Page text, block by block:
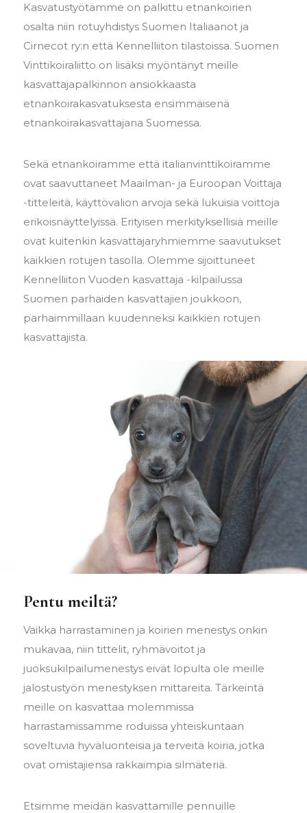
Kasvatustyötämme on palkittu etnankoirien
osalta niin rotuyhdistys Suomen Italiaanot ja
Cirnecot ry:n että Kennelliiton tilastoissa. Suomen
Vinttikoiraliitto on lisäksi myöntänyt meille
kasvattajapalkinnon ansiokkaasta
etnankoirakasvatuksesta ensimmäisenä
etnankoirakasvattajana Suomessa.
Sekä etnankoiramme että italianvinttikoiramme
ovat saavuttaneet Maailman- ja Euroopan Voittaja
-titteleitä, käyttövalion arvoja sekä lukuisia voittoja
erikoisnäyttelyissä. Erityisen merkityksellisiä meille
ovat kuitenkin kasvattajaryhmiemme saavutukset
kaikkien rotujen tasolla. Olemme sijoittuneet
Kennelliiton Vuoden kasvattaja -kilpailussa
Suomen parhaiden kasvattajien joukkoon,
parhaimmillaan kuudenneksi kaikkien rotujen
kasvattajista.
Pentu meiltä?
Vaikka harrastaminen ja koirien menestys onkin
mukavaa, niin tittelit, ryhmävoitot ja
juoksukilpailumenestys eivät lopulta ole meille
jalostustyön menestyksen mittareita. Tärkeintä
meille on kasvattaa molemmissa
harrastamissamme roduissa yhteiskuntaan
soveltuvia hyväluonteisia ja terveitä koiria, jotka
ovat omistajiensa rakkaimpia silmäteriä.
Etsimme meidän kasvattamille pennuille